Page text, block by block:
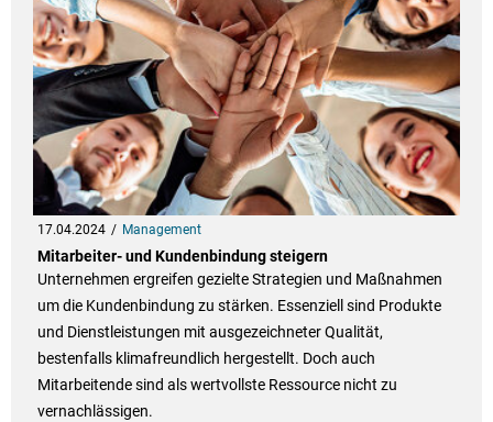
17.04.2024 Management
Mitarbeiter- und Kundenbindung steigern
Unternehmen ergreifen gezielte Strategien und Maßnahmen
um die Kundenbindung zu stärken. Essenziell sind Produkte
und Dienstleistungen mit ausgezeichneter Qualität,
bestenfalls klimafreundlich hergestellt. Doch auch
Mitarbeitende sind als wertvollste Ressource nicht zu
vernachlässigen.